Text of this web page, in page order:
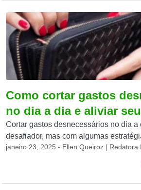
Como cortar gastos
no dia a dia e aliviar
Cortar gastos desnecessários no dia a
desafiador, mas com algumas
janeiro 23, 2025 - Ellen Queiroz | Redatora